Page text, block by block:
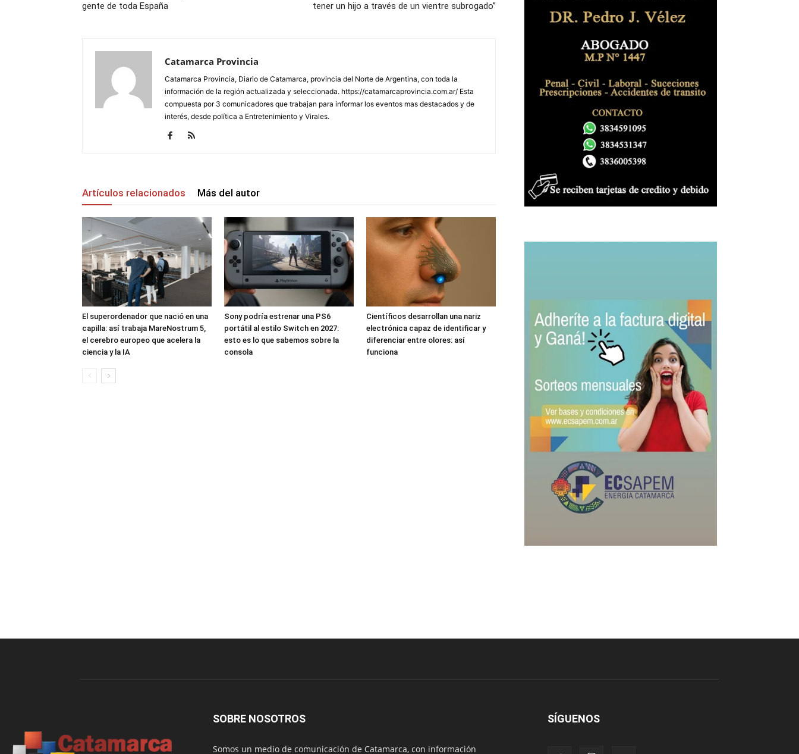
gente de toda España
tener un hijo a través de un vientre subrogado”
Catamarca Provincia
Catamarca Provincia, Diario de Catamarca, provincia del Norte de Argentina, con toda la
información de la región actualizada y seleccionada. https://catamarcaprovincia.com.ar/ Esta
compuesta por 3 comunicadores que trabajan para informar los eventos mas destacados y de
interés, desde política a Entretenimiento y Virales.
Artículos relacionados Más del autor
El superordenador que nació en una
capilla: así trabaja MareNostrum 5,
el cerebro europeo que acelera la
ciencia y la IA
Sony podría estrenar una PS6
portátil al estilo Switch en 2027:
esto es lo que sabemos sobre la
consola
Científicos desarrollan una nariz
electrónica capaz de identificar y
diferenciar entre olores: así
funciona
SOBRE NOSOTROS
Somos un medio de comunicación de Catamarca, con información
SÍGUENOS